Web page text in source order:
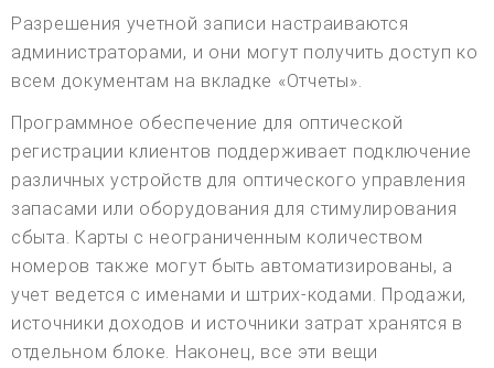
Разрешения учетной записи настраиваются
администраторами, и они могут получить доступ ко
всем документам на вкладке «Отчеты».
Программное обеспечение для оптической
регистрации клиентов поддерживает подключение
различных устройств для оптического управления
запасами или оборудования для стимулирования
сбыта. Карты с неограниченным количеством
номеров также могут быть автоматизированы, а
учет ведется с именами и штрих-кодами. Продажи,
источники доходов и источники затрат хранятся в
отдельном блоке. Наконец, все эти вещи